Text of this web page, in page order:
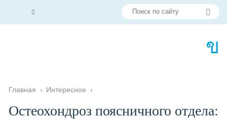
Главная › Интересное ›
Остеохондроз поясничного отдела: